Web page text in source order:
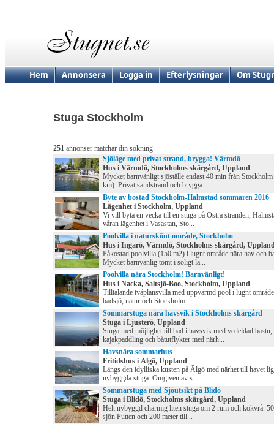
Hem Annonsera Logga in Efterlysningar Om
Stuga Stockholm
251 annonser matchar din sökning.
Sjöläge med privat strand, brygga! Värmdö
Hus i Värmdö, Stockholms skärgård, Uppland
Mycket barnvänligt sjöställe endast 40 min från Stockholm
km). Privat sandstrand och brygga...
Byte av bostad Stockholm-Halmstad sommaren 2016
Lägenhet i Stockholm, Uppland
Vi vill byta en vecka till en stuga på Östra stranden,
våran lägenhet i Vasastan, Sto...
Poolvilla i naturskönt område, Stockholm
Hus i Ingarö, Värmdö, Stockholms skärgård,
Påkostad poolvilla (150 m2) i lugnt område nära hav och
Mycket barnvänlig tomt i soligt lä...
Poolvilla nära Stockholm! Barnvänligt!
Hus i Nacka, Saltsjö-Boo, Stockholm, Uppland
Tilltalande tvåplansvilla med uppvärmd pool i lugnt
badsjö, natur och Stockholm. ...
Sommarstuga nära havsvik i Stockholms skärgård
Stuga i Ljusterö, Uppland
Stuga med möjlighet till bad i havsvik med vedeldad bastu,
kajakpaddling och båtutflykter med närh...
Havsnära sommarhus
Fritidshus i Älgö, Uppland
Längs den idylliska kusten på Älgö med närhet till havet
nybyggda stuga. Omgiven av s...
Sommarstuga med Sjöutsikt på Blidö
Stuga i Blidö, Stockholms skärgård, Uppland
Helt nybyggd charmig liten stuga om 2 rum och kokvrå.
sjön Putten och 200 meter till...